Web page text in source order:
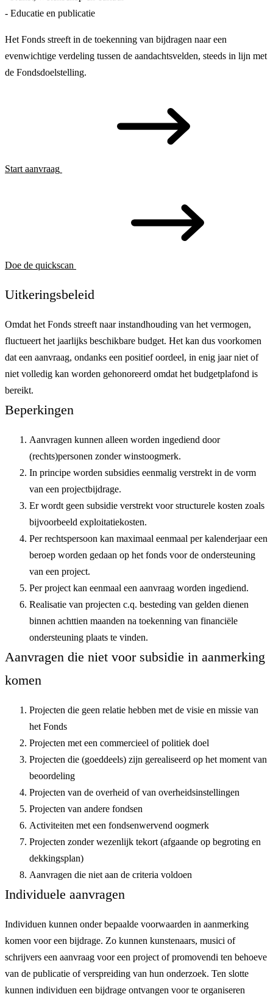
- Educatie en publicatie
Het Fonds streeft in de toekenning van bijdragen naar een
evenwichtige verdeling tussen de aandachtsvelden, steeds in lijn met
de Fondsdoelstelling.
Start aanvraag
Doe de quickscan
Uitkeringsbeleid
Omdat het Fonds streeft naar instandhouding van het vermogen,
fluctueert het jaarlijks beschikbare budget. Het kan dus voorkomen
dat een aanvraag, ondanks een positief oordeel, in enig jaar niet of
niet volledig kan worden gehonoreerd omdat het budgetplafond is
bereikt.
Beperkingen
Aanvragen kunnen alleen worden ingediend door
(rechts)personen zonder winstoogmerk.
In principe worden subsidies eenmalig verstrekt in de vorm
van een projectbijdrage.
Er wordt geen subsidie verstrekt voor structurele kosten zoals
bijvoorbeeld exploitatiekosten.
Per rechtspersoon kan maximaal eenmaal per kalenderjaar een
beroep worden gedaan op het fonds voor de ondersteuning
van een project.
Per project kan eenmaal een aanvraag worden ingediend.
Realisatie van projecten c.q. besteding van gelden dienen
binnen achttien maanden na toekenning van financiële
ondersteuning plaats te vinden.
Aanvragen die niet voor subsidie in aanmerking
komen
Projecten die geen relatie hebben met de visie en missie van
het Fonds
Projecten met een commercieel of politiek doel
Projecten die (goeddeels) zijn gerealiseerd op het moment van
beoordeling
Projecten van de overheid of van overheidsinstellingen
Projecten van andere fondsen
Activiteiten met een fondsenwervend oogmerk
Projecten zonder wezenlijk tekort (afgaande op begroting en
dekkingsplan)
Aanvragen die niet aan de criteria voldoen
Individuele aanvragen
Individuen kunnen onder bepaalde voorwaarden in aanmerking
komen voor een bijdrage. Zo kunnen kunstenaars, musici of
schrijvers een aanvraag voor een project of promovendi ten behoeve
van de publicatie of verspreiding van hun onderzoek. Ten slotte
kunnen individuen een bijdrage ontvangen voor te organiseren